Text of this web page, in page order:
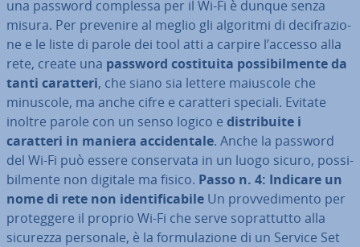
una password complessa per il Wi-Fi è dunque senza
misura. Per prevenire al meglio gli algoritmi di de­ci­fra­zio­
ne e le liste di parole dei tool atti a carpire l’accesso alla
rete, create una password co­sti­tui­ta pos­si­bil­men­te da
tanti caratteri, che siano sia lettere maiuscole che
minuscole, ma anche cifre e caratteri speciali. Evitate
inoltre parole con un senso logico e di­stri­bui­te i
caratteri in maniera ac­ci­den­ta­le. Anche la password
del Wi-Fi può essere con­ser­va­ta in un luogo sicuro, pos­si­
bil­men­te non digitale ma fisico. Passo n. 4: Indicare un
nome di rete non iden­ti­fi­ca­bi­le Un prov­ve­di­men­to per
pro­teg­ge­re il proprio Wi-Fi che serve so­prat­tut­to alla
sicurezza personale, è la for­mu­la­zio­ne di un Service Set